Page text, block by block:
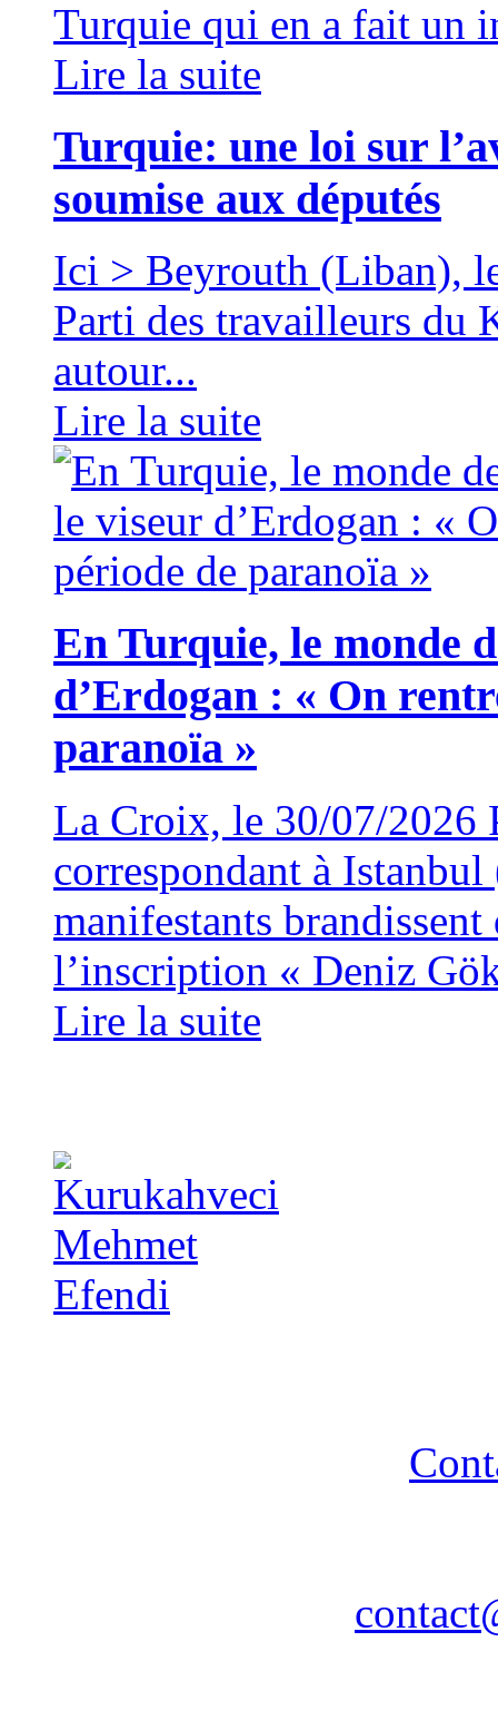
Turquie qui en a fait un
Lire la suite
Turquie: une loi sur
soumise aux députés
Ici > Beyrouth (Liban),
Parti des travailleurs du
autour...
Lire la suite
En Turquie, le monde
d’Erdogan : « On
paranoïa »
La Croix, le 30/07/2026
correspondant à
manifestants brandissent
l’inscription « Deniz
Lire la suite